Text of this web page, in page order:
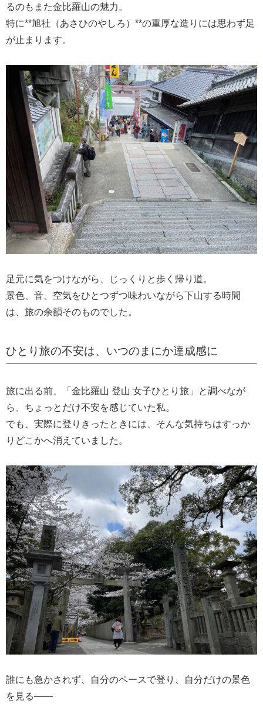
るのもまた金比羅山の魅力。
特に**旭社（あさひのやしろ）**の重厚な造りには思わず足
が止まります。
足元に気をつけながら、じっくりと歩く帰り道。
景色、音、空気をひとつずつ味わいながら下山する時間
は、旅の余韻そのものでした。
ひとり旅の不安は、いつのまにか達成感に
旅に出る前、「金比羅山 登山 女子ひとり旅」と調べなが
ら、ちょっとだけ不安を感じていた私。
でも、実際に登りきったときには、そんな気持ちはすっか
りどこかへ消えていました。
誰にも急かされず、自分のペースで登り、自分だけの景色
を見る――